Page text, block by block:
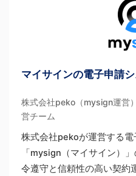
マイサインの電子申請
株式会社peko（mysign運営
営チーム
株式会社pekoが運営する電
「mysign（マイサイン）
令遵守と信頼性の高い契約